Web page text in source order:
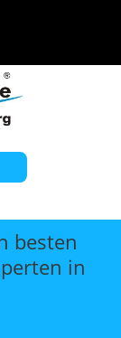
besten
in